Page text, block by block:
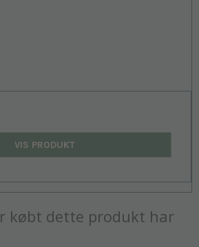
VIS PRODUKT
købt dette produkt har